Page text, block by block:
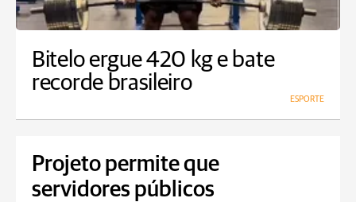
Bitelo ergue 420 kg e bate
recorde brasileiro
ESPORTE
Projeto permite que
servidores públicos